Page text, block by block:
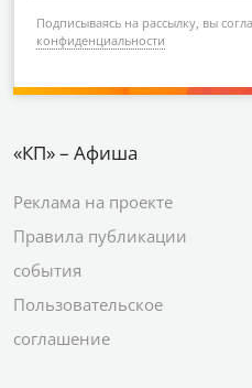
Подписываясь на рассылку, вы
конфиденциальности
«КП» – Афиша
Реклама на проекте
Правила публикации
события
Пользовательское
соглашение